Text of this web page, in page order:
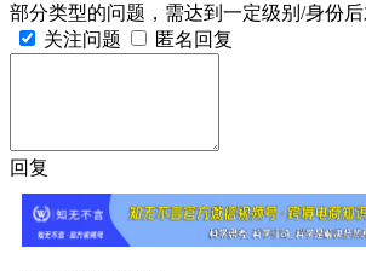
部分类型的问题，需达到一定级别/身份
关注问题
匿名回复
回复